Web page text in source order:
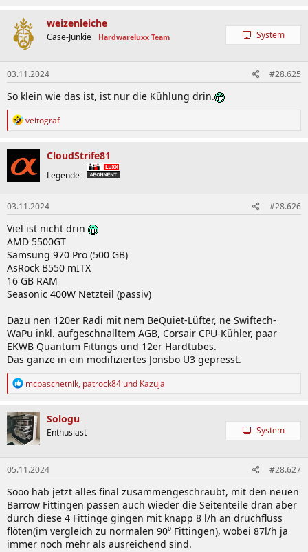
weizenleiche
Case-Junkie Hardwareluxx Team System
03.11.2024 #28.625
So klein wie das ist, ist nur die Kühlung drin.
R
k
t
i
o
n
e
n
veitograf
CloudStrife81
Legende
03.11.2024 #28.626
Viel ist nicht drin
AMD 5500GT
Samsung 970 Pro (500 GB)
AsRock B550 mITX
16 GB RAM
Seasonic 400W Netzteil (passiv)
Dazu nen 120er Radi mit nem BeQuiet-Lüfter, ne Swiftech-
WaPu inkl. aufgeschnalltem AGB, Corsair CPU-Kühler, paar
EKWB Quantum Fittings und 12er Hardtubes.
Das ganze in ein modifiziertes Jonsbo U3 gepresst.
R
k
t
i
o
n
e
n
:
mcpaschetnik, patrock84 und Kazuja
Sologu
Enthusiast System
05.11.2024 #28.627
Sooo hab jetzt alles final zusammengeschraubt, mit den neuen
Barrow Fittingen passen auch wieder die Seitenteile dran aber
durch diese 4 Fittinge gingen mit knapp 8 l/h an druchfluss
flöten(im vergleich zu normalen 90⁰ Fittingen), wobei 87l/h ja
immer noch mehr als ausreichend sind.